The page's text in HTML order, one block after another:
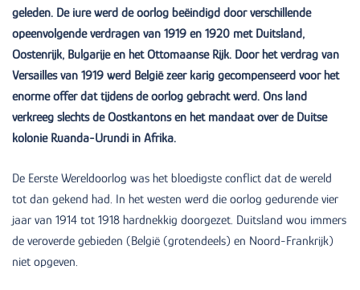
geleden. De iure werd de oorlog beëindigd door verschillende
opeenvolgende verdragen van 1919 en 1920 met Duitsland,
Oostenrijk, Bulgarije en het Ottomaanse Rijk. Door het verdrag van
Versailles van 1919 werd België zeer karig gecompenseerd voor het
enorme offer dat tijdens de oorlog gebracht werd. Ons land
verkreeg slechts de Oostkantons en het mandaat over de Duitse
kolonie Ruanda-Urundi in Afrika.
De Eerste Wereldoorlog was het bloedigste conflict dat de wereld
tot dan gekend had. In het westen werd die oorlog gedurende vier
jaar van 1914 tot 1918 hardnekkig doorgezet. Duitsland wou immers
de veroverde gebieden (België (grotendeels) en Noord-Frankrijk)
niet opgeven.